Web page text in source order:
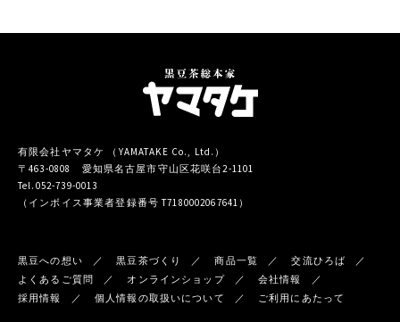
有限会社ヤマタケ （YAMATAKE Co., Ltd.）
〒463-0808 愛知県名古屋市守山区花咲台2-1101
Tel.052-739-0013
（インボイス事業者登録番号 T7180002067641）
黒豆への想い 黒豆茶づくり 商品一覧
交流ひろば
よくあるご質問
オンラインショップ
会社情報
採用情報
個人情報の取扱いについて ご利用にあたって